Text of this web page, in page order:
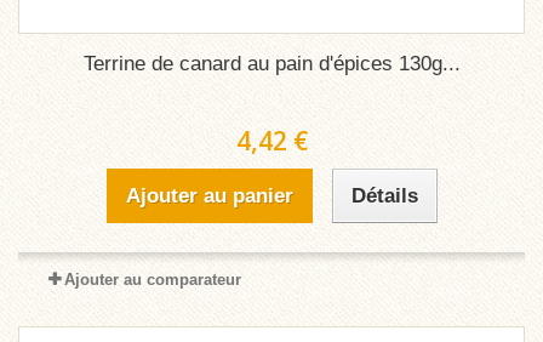
Terrine de canard au pain d'épices 130g...
4,42 €
Ajouter au panier Détails
Ajouter au comparateur